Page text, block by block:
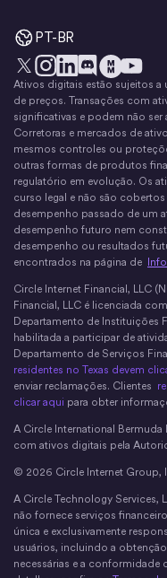
PT-BR
X Instagram
LinkedIn
Discórdia
O
Ativos digitais estão sujeitos
de preços. Transações com
significativas e podem não
Corretoras e mercados de
mesmos controles ou
outras formas de produtos
regulatório em evolução. Os
curso legal e não são
desempenho passado de um
desempenho futuro nem
desempenho ou resultados
encontrados na página de
Circle Internet Financial, LLC
Financial, LLC é licenciada
Departamento de Instituições
habilitada a participar de
Departamento de Serviços
residentes no Texas devem
enviar reclamações. Clientes
clicar aqui para obter
A Circle International
com ativos digitais pela
© 2026 Circle Internet Group,
A Circle Technology Services,
não fornece serviços
única e exclusivamente
usuários, incluindo a
necessárias e a conformidade